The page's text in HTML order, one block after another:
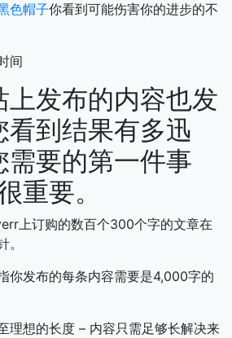
色帽子你看到可能伤害你的进步的不
间
上发布的内容也发
看到结果有多迅
需要的第一件事
重要。
上订购的数百个300个字的文章在
你发布的每条内容需要是4,000字的
理想的长度 – 内容只需足够长解决来